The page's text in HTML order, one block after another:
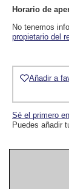
Horario de
No tenemos
propietario del
Añadir a
Sé el primero
Puedes añadir